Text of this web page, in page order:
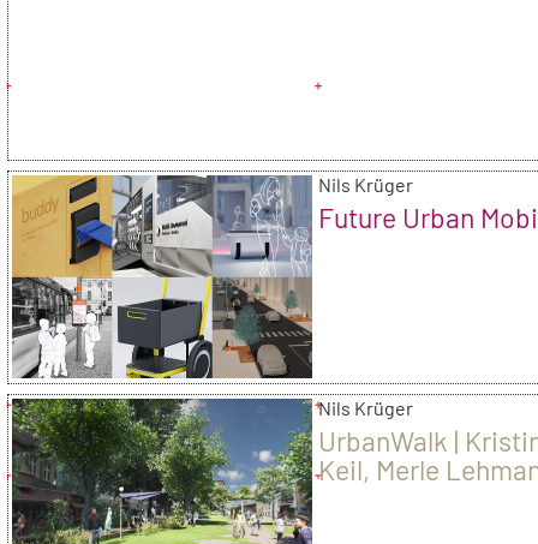
Nils Krüger
Future Urban
Nils Krüger
UrbanWalk |
Keil, Merle